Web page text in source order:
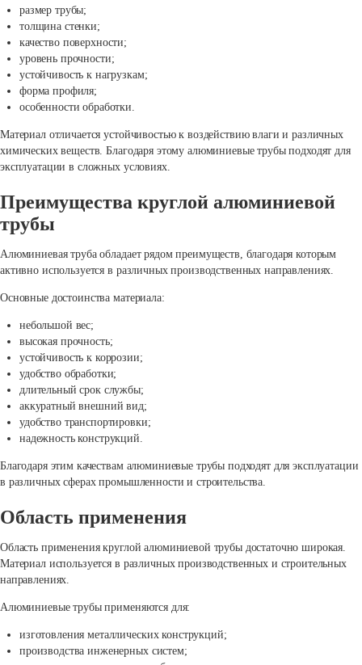
размер трубы;
толщина стенки;
качество поверхности;
уровень прочности;
устойчивость к нагрузкам;
форма профиля;
особенности обработки.
Материал отличается устойчивостью к воздействию влаги и различных
химических веществ. Благодаря этому алюминиевые трубы подходят для
эксплуатации в сложных условиях.
Преимущества круглой алюминиевой
трубы
Алюминиевая труба обладает рядом преимуществ, благодаря которым
активно используется в различных производственных направлениях.
Основные достоинства материала:
небольшой вес;
высокая прочность;
устойчивость к коррозии;
удобство обработки;
длительный срок службы;
аккуратный внешний вид;
удобство транспортировки;
надежность конструкций.
Благодаря этим качествам алюминиевые трубы подходят для эксплуатации
в различных сферах промышленности и строительства.
Область применения
Область применения круглой алюминиевой трубы достаточно широкая.
Материал используется в различных производственных и строительных
направлениях.
Алюминиевые трубы применяются для:
изготовления металлических конструкций;
производства инженерных систем;